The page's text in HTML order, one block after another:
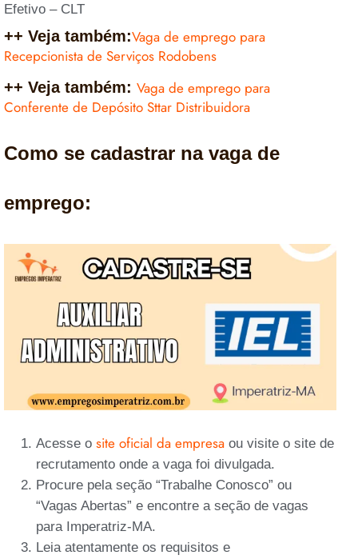
Efetivo – CLT
++ Veja também:Vaga de emprego para
Recepcionista de Serviços Rodobens
++ Veja também: Vaga de emprego para
Conferente de Depósito Sttar Distribuidora
Como se cadastrar na vaga de
emprego:
Acesse o site oficial da empresa ou visite o site de
recrutamento onde a vaga foi divulgada.
Procure pela seção “Trabalhe Conosco” ou
“Vagas Abertas” e encontre a seção de vagas
para Imperatriz-MA.
Leia atentamente os requisitos e